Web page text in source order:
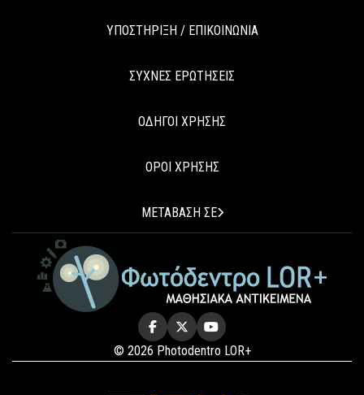
ΥΠΟΣΤΗΡΙΞΗ / ΕΠΙΚΟΙΝΩΝΙΑ
ΣΥΧΝΕΣ ΕΡΩΤΗΣΕΙΣ
ΟΔΗΓΟΙ ΧΡΗΣΗΣ
ΟΡΟΙ ΧΡΗΣΗΣ
ΜΕΤΑΒΑΣΗ ΣΕ
© 2026 Photodentro LOR+